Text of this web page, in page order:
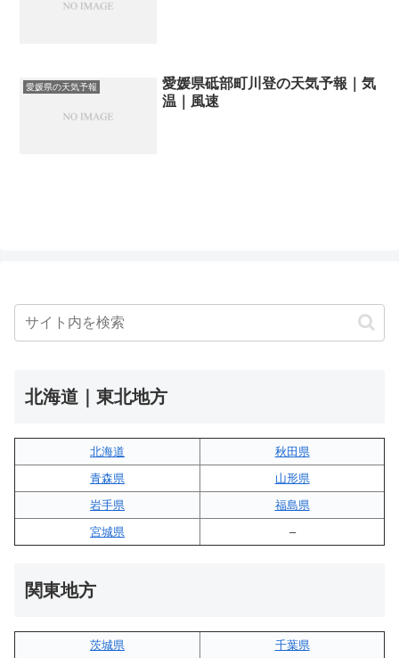
愛媛県の天気予報
愛媛県砥部町川登の天気予報｜気
温｜風速
北海道｜東北地方
北海道
秋田県
青森県
山形県
岩手県
福島県
宮城県
–
関東地方
茨城県
千葉県